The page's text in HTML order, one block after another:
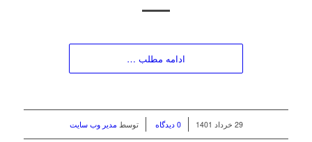
ادامه مطلب …
29 خرداد 1401 / 0 دیدگاه توسط مدیر وب سایت